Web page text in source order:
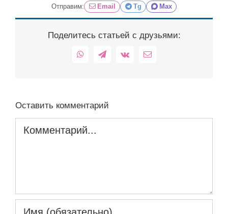
Отправим: Email Tg Max
Поделитесь статьей с друзьями:
WhatsAppTelegram
Vk Email
Оставить комментарий
Комментарий